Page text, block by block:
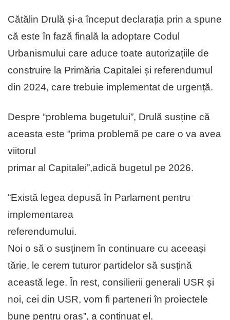
Cătălin Drulă și-a început declarația prin a spune
că este în fază finală la adoptare Codul
Urbanismului care aduce toate autorizațiile de
construire la Primăria Capitalei și referendumul
din 2024, care trebuie implementat de urgență.
Despre “problema bugetului”, Drulă susține că
aceasta este “prima problemă pe care o va avea
viitorul
primar al Capitalei”,adică bugetul pe 2026.
“Există legea depusă în Parlament pentru
implementarea
referendumului.
Noi o să o susținem în continuare cu aceeași
tărie, le cerem tuturor partidelor să susțină
această lege. În rest, consilierii generali USR și
noi, cei din USR, vom fi parteneri în proiectele
bune pentru oraș”, a continuat el.